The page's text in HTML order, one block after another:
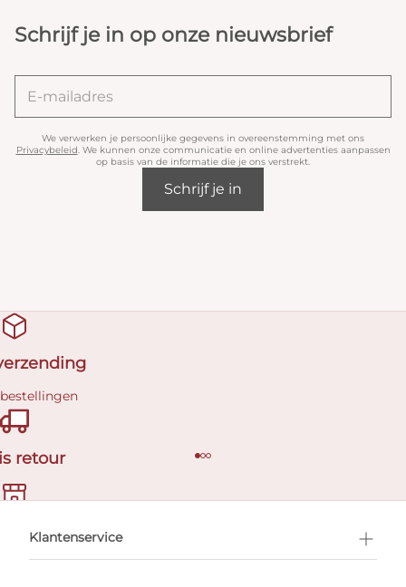
Schrijf je in op onze nieuwsbrief
We verwerken je persoonlijke gegevens in overeenstemming met ons
Privacybeleid. We kunnen onze communicatie en online advertenties aanpassen
op basis van de informatie die je ons verstrekt.
Schrijf je in
retour
afspraak
Klantenservice